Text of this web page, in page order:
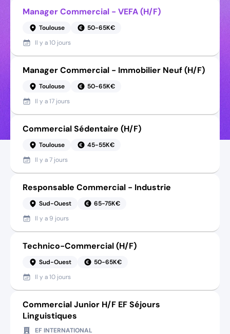
Manager Commercial - VEFA (H/F)
Toulouse
50-65K€
Il y a10 jours
Manager Commercial - Immobilier Neuf (H/F)
Toulouse
50-65K€
Il y a17 jours
Commercial Sédentaire (H/F)
Toulouse
45-55K€
Il y a7 jours
Responsable Commercial - Industrie
Sud-Ouest
65-75K€
Il y a 9 jours
Technico-Commercial (H/F)
Sud-Ouest
50-65K€
Il y a10 jours
Commercial Junior H/F EF Séjours
Linguistiques
EF INTERNATIONAL